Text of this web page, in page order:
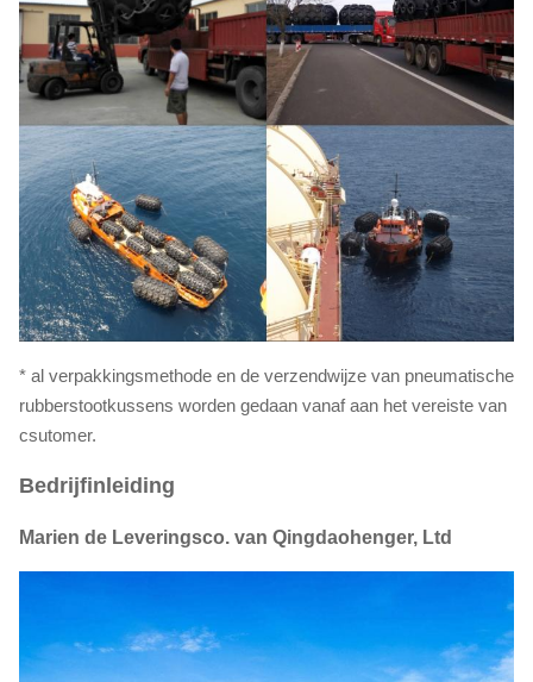
* al verpakkingsmethode en de verzendwijze van pneumatische
rubberstootkussens worden gedaan vanaf aan het vereiste van
csutomer.
Bedrijfinleiding
Marien de Leveringsco. van Qingdaohenger, Ltd